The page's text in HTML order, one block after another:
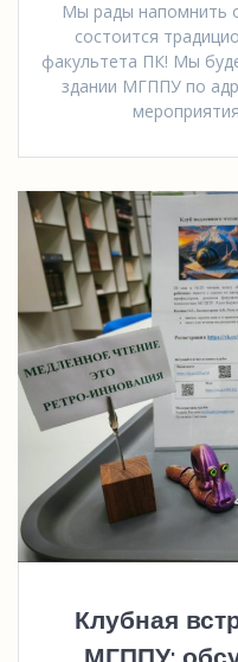
Мы рады напомнить
состоится
факультета ПК! Мы
здании МГППУ по
Клубная